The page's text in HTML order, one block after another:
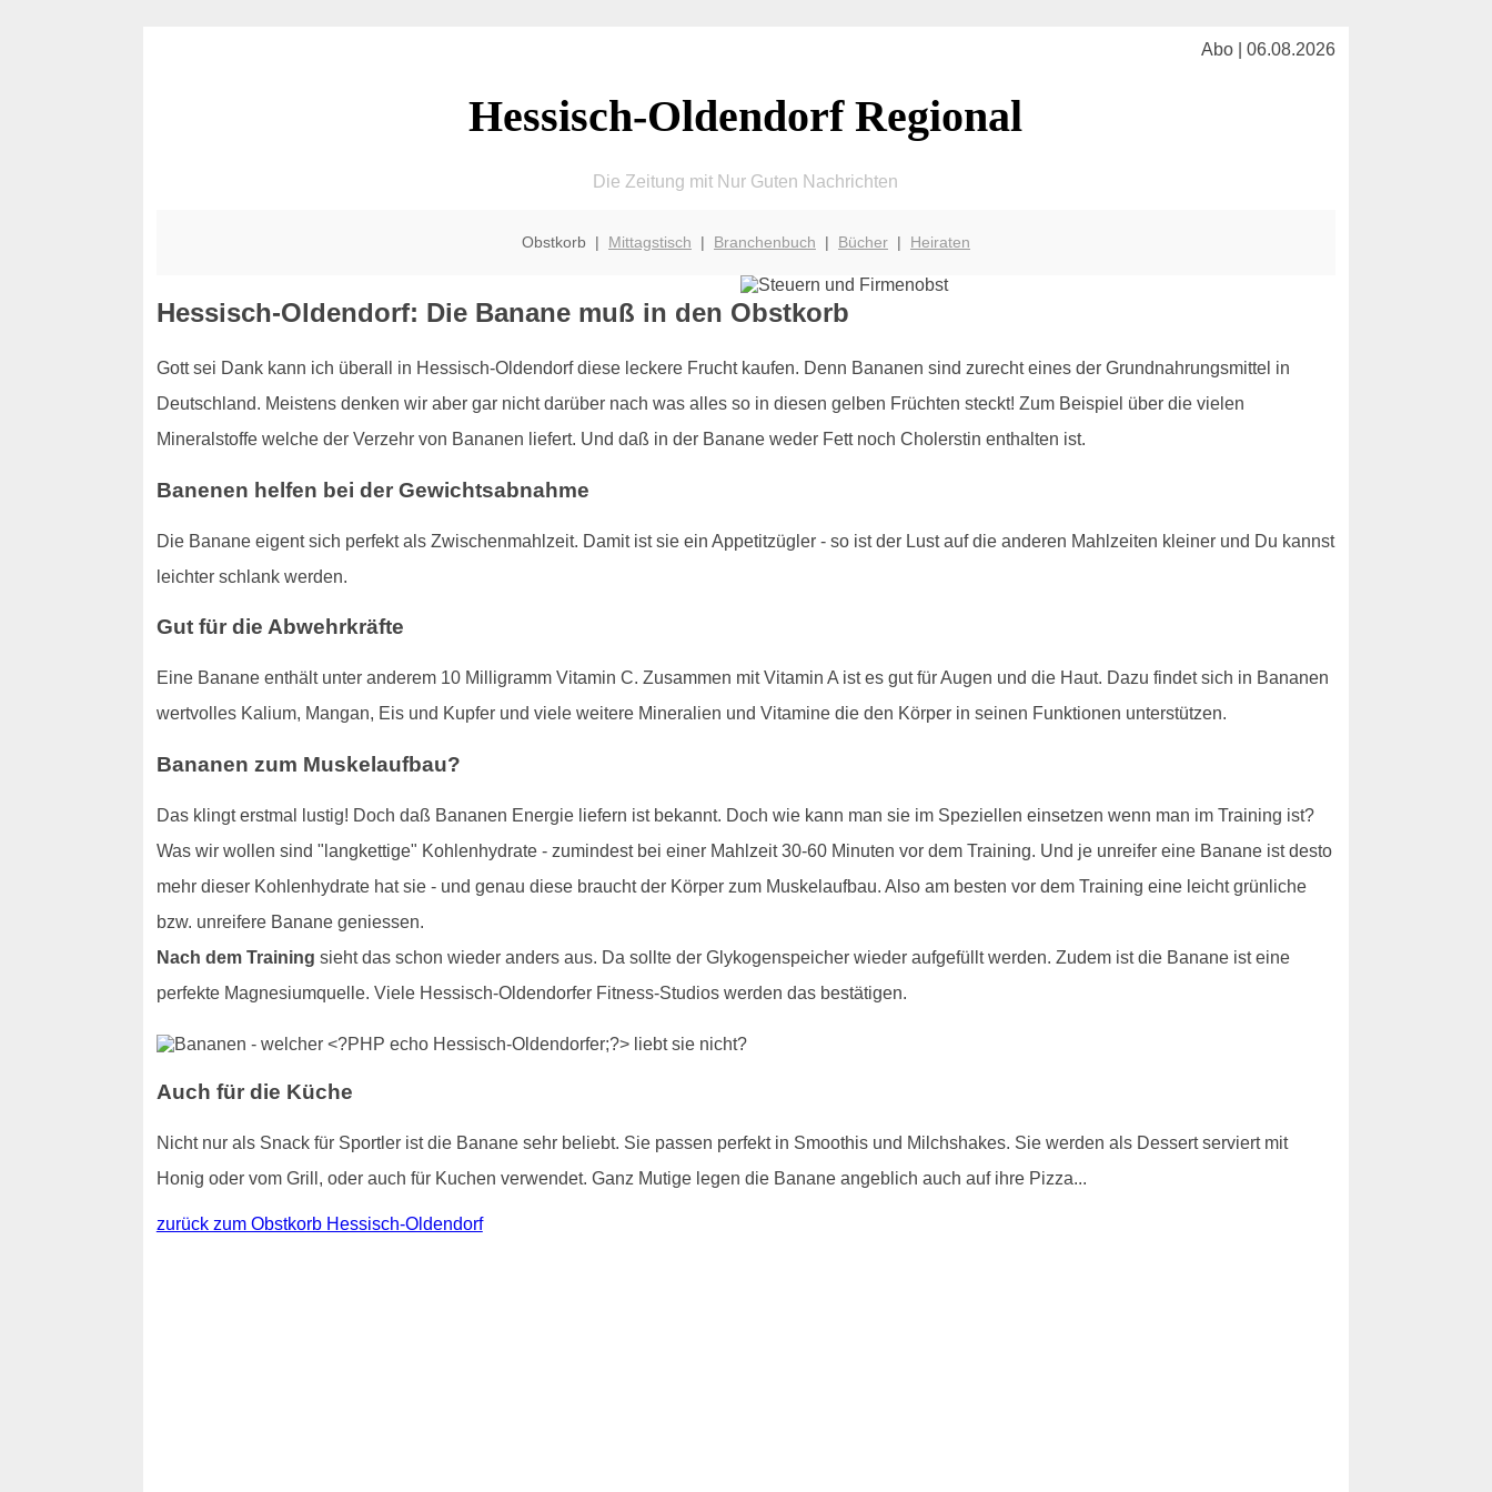
Abo | 06.08.2026
Hessisch-Oldendorf Regional
Die Zeitung mit Nur Guten Nachrichten
Obstkorb | Mittagstisch | Branchenbuch | Bücher| Heiraten
Hessisch-Oldendorf: Die Banane muß in den Obstkorb
Gott sei Dank kann ich überall in Hessisch-Oldendorf diese leckere Frucht kaufen. Denn Bananen sind zurecht eines der Grundnahrungsmittel in
Deutschland. Meistens denken wir aber gar nicht darüber nach was alles so in diesen gelben Früchten steckt! Zum Beispiel über die vielen
Mineralstoffe welche der Verzehr von Bananen liefert. Und daß in der Banane weder Fett noch Cholerstin enthalten ist.
Banenen helfen bei der Gewichtsabnahme
Die Banane eigent sich perfekt als Zwischenmahlzeit. Damit ist sie ein Appetitzügler - so ist der Lust auf die anderen Mahlzeiten kleiner und Du kannst
leichter schlank werden.
Gut für die Abwehrkräfte
Eine Banane enthält unter anderem 10 Milligramm Vitamin C. Zusammen mit Vitamin A ist es gut für Augen und die Haut. Dazu findet sich in Bananen
wertvolles Kalium, Mangan, Eis und Kupfer und viele weitere Mineralien und Vitamine die den Körper in seinen Funktionen unterstützen.
Bananen zum Muskelaufbau?
Das klingt erstmal lustig! Doch daß Bananen Energie liefern ist bekannt. Doch wie kann man sie im Speziellen einsetzen wenn man im Training ist?
Was wir wollen sind "langkettige" Kohlenhydrate - zumindest bei einer Mahlzeit 30-60 Minuten vor dem Training. Und je unreifer eine Banane ist desto
mehr dieser Kohlenhydrate hat sie - und genau diese braucht der Körper zum Muskelaufbau. Also am besten vor dem Training eine leicht grünliche
bzw. unreifere Banane geniessen.
Nach dem Training sieht das schon wieder anders aus. Da sollte der Glykogenspeicher wieder aufgefüllt werden. Zudem ist die Banane ist eine
perfekte Magnesiumquelle. Viele Hessisch-Oldendorfer Fitness-Studios werden das bestätigen.
Auch für die Küche
Nicht nur als Snack für Sportler ist die Banane sehr beliebt. Sie passen perfekt in Smoothis und Milchshakes. Sie werden als Dessert serviert mit
Honig oder vom Grill, oder auch für Kuchen verwendet. Ganz Mutige legen die Banane angeblich auch auf ihre Pizza...
zurück zum Obstkorb Hessisch-Oldendorf